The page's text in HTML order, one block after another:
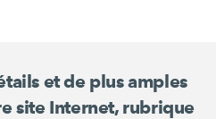
et de plus amples
site Internet, rubrique